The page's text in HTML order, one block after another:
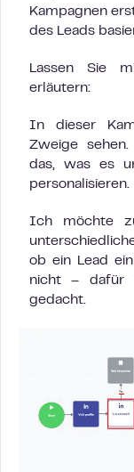
Kampagnen
des Leads
Lassen Sie
erläutern:
In dieser
Zweige
das, was es
personalisieren.
Ich möchte
ob ein Lead
nicht – dafür
gedacht.